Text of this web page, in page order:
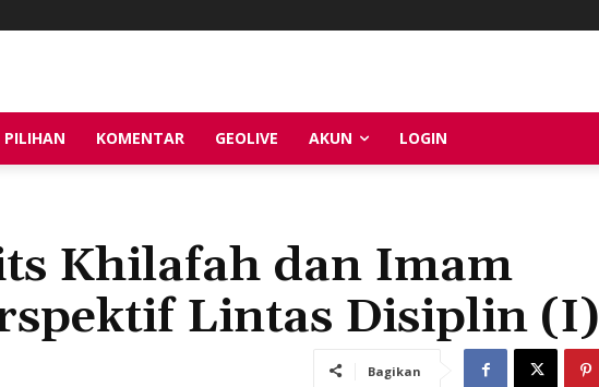
PILIHAN KOMENTAR GEOLIVE AKUN LOGIN
Khilafah dan Imam
Lintas Disiplin (I)
Bagikan